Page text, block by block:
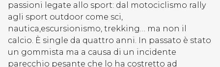
passioni legate allo sport: dal motociclismo rally
agli sport outdoor come sci,
nautica,escursionismo, trekking… ma non il
calcio. È single da quattro anni. In passato è stato
un gommista ma a causa di un incidente
parecchio pesante che lo ha costretto ad